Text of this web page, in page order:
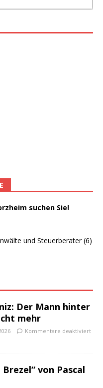
suchen Sie!
und Steuerberater (6)
Der Mann hinter
mehr
Kommentare deaktiviert
von Pascal